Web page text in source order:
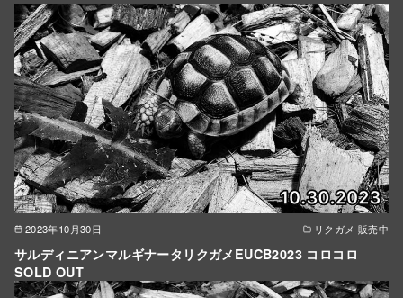
2023年10月30日 リクガメ 販売中
サルディニアンマルギナータリクガメEUCB2023 コロコロ
SOLD OUT